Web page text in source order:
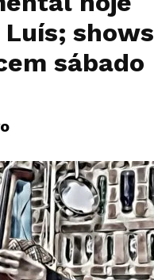
Luís; shows
sábado